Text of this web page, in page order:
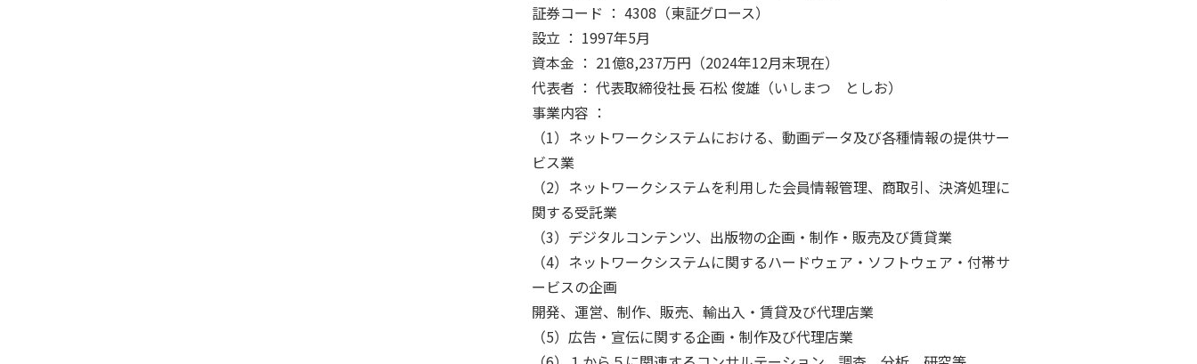
証券コード ： 4308（東証グロース）
設立 ： 1997年5月
資本金 ： 21億8,237万円（2024年12月末現在）
代表者 ： 代表取締役社長 石松 俊雄（いしまつ としお）
事業内容 ：
（1）ネットワークシステムにおける、動画データ及び各種情報の提供サー
ビス業
（2）ネットワークシステムを利用した会員情報管理、商取引、決済処理に
関する受託業
（3）デジタルコンテンツ、出版物の企画・制作・販売及び賃貸業
（4）ネットワークシステムに関するハードウェア・ソフトウェア・付帯サ
ービスの企画
開発、運営、制作、販売、輸出入・賃貸及び代理店業
（5）広告・宣伝に関する企画・制作及び代理店業